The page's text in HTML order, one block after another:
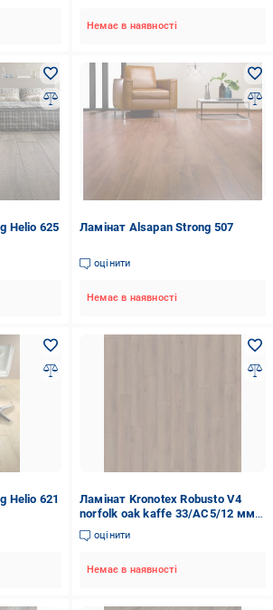
Немає в наявності
Helio 625 Ламінат Alsapan Strong 507
оцінити
Немає в наявності
Helio 621
Ламінат Kronotex Robusto V4
norfolk oak kaffe 33/АС5/12 мм
(D 80612)
оцінити
Немає в наявності